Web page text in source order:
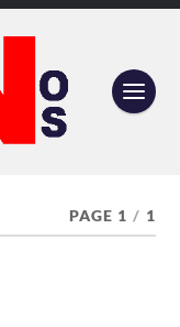
PAGE 1 / 1